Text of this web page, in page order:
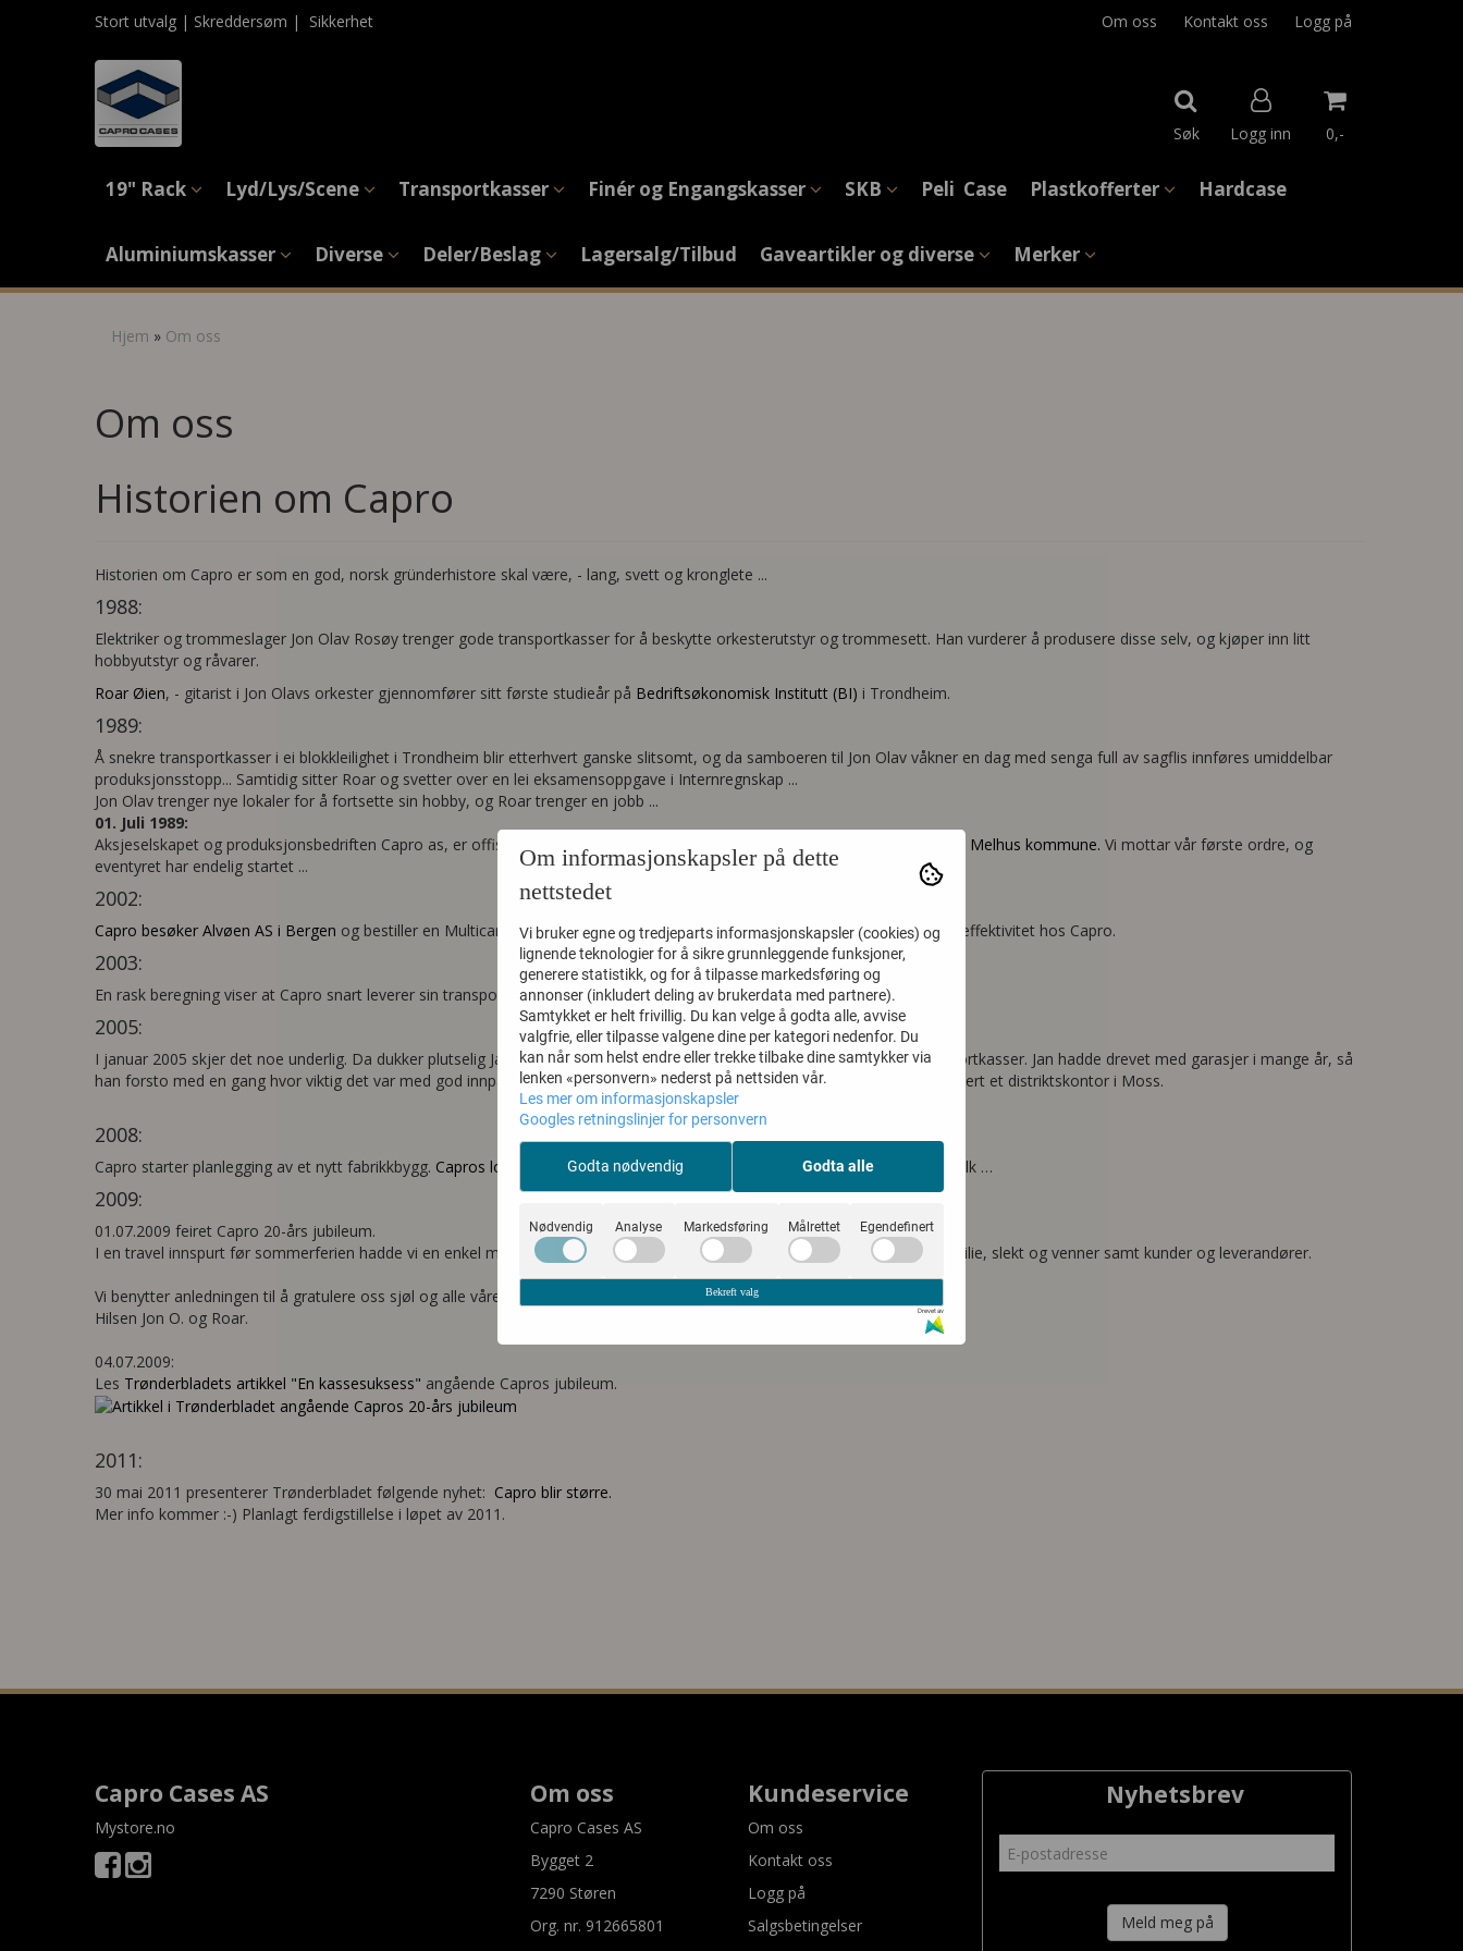
Stort utvalg | Skreddersøm | Sikkerhet Om oss Kontakt oss Logg på
Søk Logg inn 0,-
19" Rack Lyd/Lys/Scene Transportkasser Finér og Engangskasser SKB Peli  Case Plastkofferter Hardcase
Aluminiumskasser Diverse Deler/Beslag Lagersalg/Tilbud Gaveartikler og diverse Merker
Hjem » Om oss
Om oss
Historien om Capro
Historien om Capro er som en god, norsk gründerhistore skal være, - lang, svett og kronglete ...
1988:
Elektriker og trommeslager Jon Olav Rosøy trenger gode transportkasser for å beskytte orkesterutstyr og trommesett. Han vurderer å produsere disse selv, og kjøper inn litt
hobbyutstyr og råvarer.
Roar Øien, - gitarist i Jon Olavs orkester gjennomfører sitt første studieår på Bedriftsøkonomisk Institutt (BI) i Trondheim.
1989:
Å snekre transportkasser i ei blokkleilighet i Trondheim blir etterhvert ganske slitsomt, og da samboeren til Jon Olav våkner en dag med senga full av sagflis innføres umiddelbar
produksjonsstopp... Samtidig sitter Roar og svetter over en lei eksamensoppgave i Internregnskap ...
Jon Olav trenger nye lokaler for å fortsette sin hobby, og Roar trenger en jobb ...
01. Juli 1989:
Aksjeselskapet og produksjonsbedriften Capro as, er offisielt etablert, og har funnet tilhold i nyoppussede lokaler i sentrum, Melhus kommune. Vi mottar vår første ordre, og
eventyret har endelig startet ...
2002:
Capro besøker Alvøen AS i Bergen og bestiller en Multicam CNC-fres. Denne investeringen forbedrer nøyaktighet, finish og effektivitet hos Capro.
2003:
En rask beregning viser at Capro snart leverer sin transportkasse nr. 20 000.
2005:
I januar 2005 skjer det noe underlig. Da dukker plutselig Jan Hermansen fra østlandet opp, med genuin interesse for transportkasser. Jan hadde drevet med garasjer i mange år, så
han forsto med en gang hvor viktig det var med god innpakking. Han ble tatt varmt i mot av Capro-familien, og det ble etablert et distriktskontor i Moss.
2008:
Capro starter planlegging av et nytt fabrikkbygg. Capros lokaler på Gimse er fylt opp til bristepunktet av råvarer og arbeidsfolk …
2009:
01.07.2009 feiret Capro 20-års jubileum.
I en travel innspurt før sommerferien hadde vi en enkel markering i Capros lokaler på Gimse, og vi fikk koselig besøk av familie, slekt og venner samt kunder og leverandører.
Vi benytter anledningen til å gratulere oss sjøl og alle våre forretningsforbindelser med 20 års-jubileet.
Hilsen Jon O. og Roar.
04.07.2009:
Les Trønderbladets artikkel "En kassesuksess" angående Capros jubileum.
2011:
30 mai 2011 presenterer Trønderbladet følgende nyhet: Capro blir større.
Mer info kommer :-) Planlagt ferdigstillelse i løpet av 2011.
Capro Cases AS
Mystore.no
Om oss
Capro Cases AS
Bygget 2
7290 Støren
Org. nr. 912665801
Kundeservice
Om oss
Kontakt oss
Logg på
Salgsbetingelser
Nyhetsbrev
Meld meg på
Om informasjonskapsler på dette
nettstedet
Vi bruker egne og tredjeparts informasjonskapsler (cookies) og
lignende teknologier for å sikre grunnleggende funksjoner,
generere statistikk, og for å tilpasse markedsføring og
annonser (inkludert deling av brukerdata med partnere).
Samtykket er helt frivillig. Du kan velge å godta alle, avvise
valgfrie, eller tilpasse valgene dine per kategori nedenfor. Du
kan når som helst endre eller trekke tilbake dine samtykker via
lenken «personvern» nederst på nettsiden vår.
Les mer om informasjonskapsler
Googles retningslinjer for personvern
Godta nødvendig Godta alle
Nødvendig Analyse Markedsføring Målrettet Egendefinert
Bekreft valg
Drevet av